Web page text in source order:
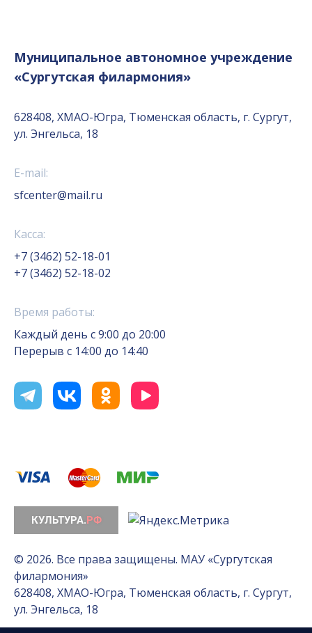
Муниципальное автономное учреждение
«Сургутская филармония»
628408, ХМАО-Югра, Тюменская область, г. Сургут,
ул. Энгельса, 18
E-mail:
sfcenter@mail.ru
Касса:
+7 (3462) 52-18-01
+7 (3462) 52-18-02
Время работы:
Каждый день с 9:00 до 20:00
Перерыв с 14:00 до 14:40
© 2026. Все права защищены. МАУ «Сургутская
филармония»
628408, ХМАО-Югра, Тюменская область, г. Сургут,
ул. Энгельса, 18